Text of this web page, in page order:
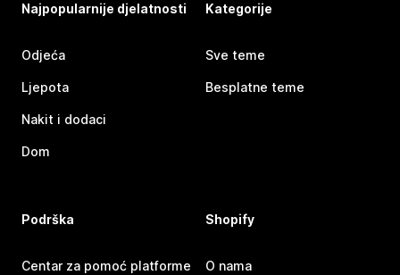
Najpopularnije djelatnosti
Odjeća
Ljepota
Nakit i dodaci
Dom
Kategorije
Sve teme
Besplatne teme
Podrška
Centar za pomoć platforme
Shopify
O nama